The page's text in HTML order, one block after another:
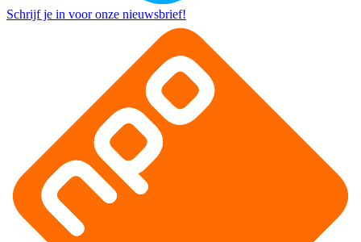
Schrijf je in voor onze nieuwsbrief!